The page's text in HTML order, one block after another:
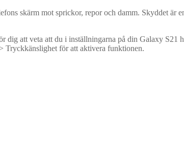
skärm mot sprickor, repor och damm. Skyddet är
dig att veta att du i inställningarna på din Galaxy S21
Tryckkänslighet för att aktivera funktionen.